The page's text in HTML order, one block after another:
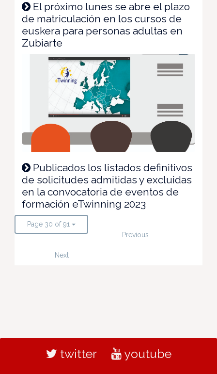
El próximo lunes se abre el plazo
de matriculación en los cursos de
euskera para personas adultas en
Zubiarte
Publicados los listados definitivos
de solicitudes admitidas y excluidas
en la convocatoria de eventos de
formación eTwinning 2023
Page 30 of 91
Previous
Next
twitter youtube